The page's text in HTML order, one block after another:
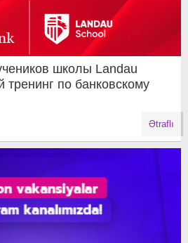
школы Landau
по банковскому
Ətraflı